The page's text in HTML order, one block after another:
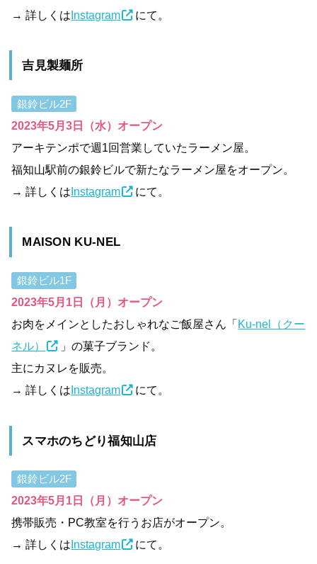
→ 詳しくはInstagram にて。
吉見製麺所
銀鈴ビル2F
2023年5月3日（水）オープン
アーキテンポで週1回営業していたラーメン屋。
福知山駅前の銀鈴ビルで新たなラーメン屋をオープン。
→ 詳しくはInstagram にて。
MAISON KU-NEL
銀鈴ビル1F
2023年5月1日（月）オープン
お肉をメインとしたおしゃれなご飯屋さん「Ku-nel（クー
ネル）
」の菓子ブランド。
主にカヌレを販売。
→ 詳しくはInstagram にて。
スマホのちどり福知山店
銀鈴ビル2F
2023年5月1日（月）オープン
携帯販売・PC教室を行うお店がオープン。
→ 詳しくはInstagram にて。